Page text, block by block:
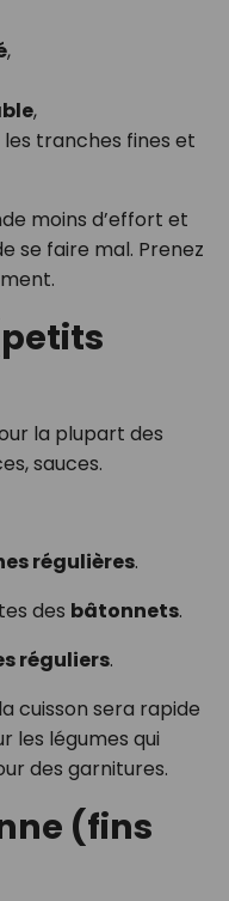
,
,
tranches fines et
moins d’effort et
se faire mal. Prenez
la plupart des
sauces.
régulières.
des bâtonnets.
réguliers.
cuisson sera rapide
les légumes qui
des garnitures.
(fins